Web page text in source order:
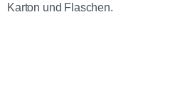
Karton und Flaschen.